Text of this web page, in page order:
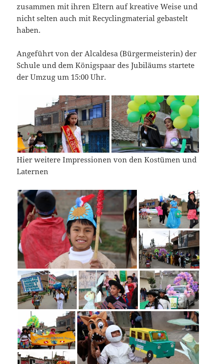
zusammen mit ihren Eltern auf kreative Weise und
nicht selten auch mit Recyclingmaterial gebastelt
haben.
Angeführt von der Alcaldesa (Bürgermeisterin) der
Schule und dem Königspaar des Jubiläums startete
der Umzug um 15:00 Uhr.
Hier weitere Impressionen von den Kostümen und
Laternen